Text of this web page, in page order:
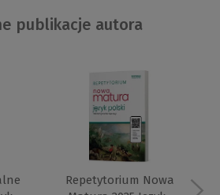
publikacje autora
Repetytorium Nowa